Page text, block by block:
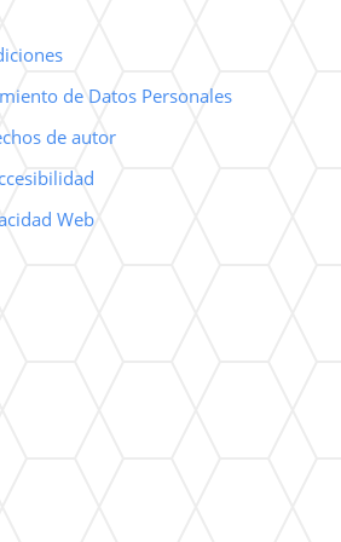
de Datos Personales
de autor
Web